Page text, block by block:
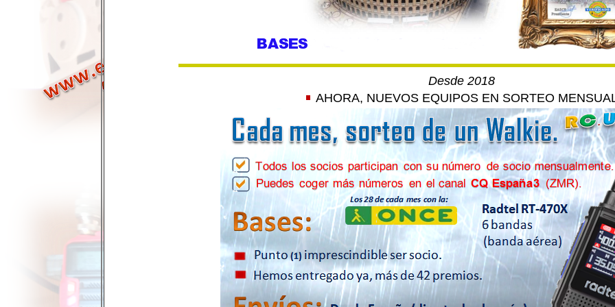
Desde 2018
AHORA, NUEVOS EQUIPOS EN SORTEO